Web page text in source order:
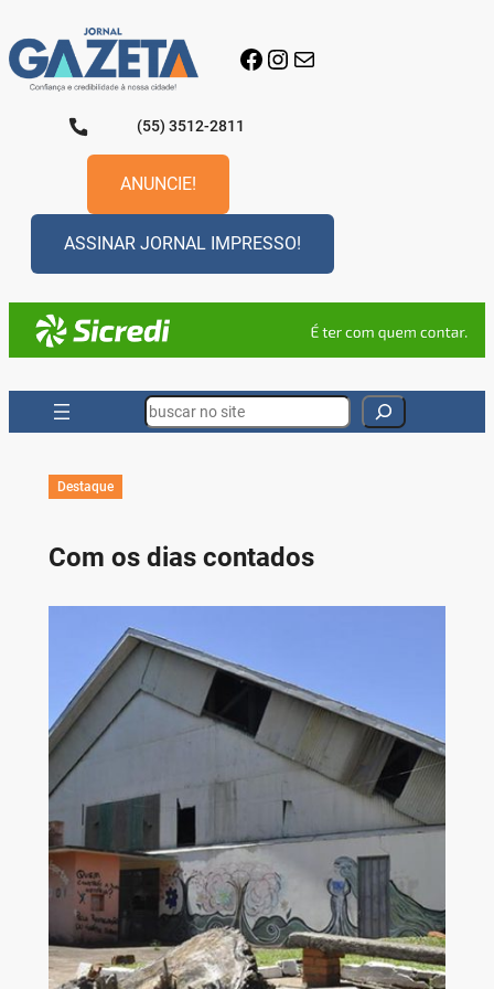
para
o
conteúdo
Facebook
Instagram
E-mail
(55) 3512-2811
ANUNCIE!
ASSINAR JORNAL IMPRESSO!
Search
Destaque
Com os dias contados